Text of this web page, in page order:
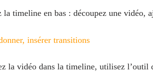
timeline en bas : découpez une vidéo,
insérer transitions
la vidéo dans la timeline, utilisez l’outil